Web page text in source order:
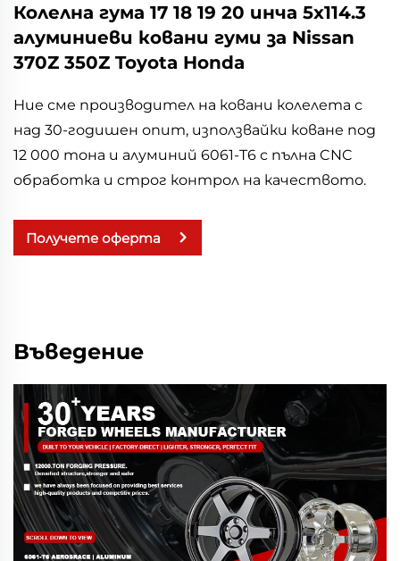
Колелна гума 17 18 19 20 инча 5x114.3
алуминиеви ковани гуми за Nissan
370Z 350Z Toyota Honda
Ние сме производител на ковани колелета с
над 30-годишен опит, използвайки коване под
12 000 тона и алуминий 6061-T6 с пълна CNC
обработка и строг контрол на качеството.
Получете оферта
Въведение